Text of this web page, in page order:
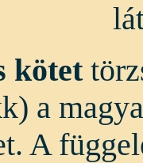
kötet
a
A